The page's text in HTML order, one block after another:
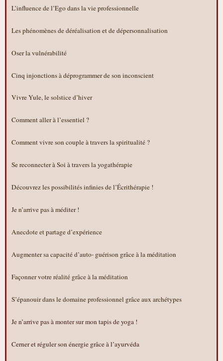
L’influence de l’Ego dans la vie professionnelle
Les phénomènes de déréalisation et de dépersonnalisation
Oser la vulnérabilité
Cinq injonctions à déprogrammer de son inconscient
Vivre Yule, le solstice d’hiver
Comment aller à l’essentiel ?
Comment vivre son couple à travers la spiritualité ?
Se reconnecter à Soi à travers la yogathérapie
Découvrez les possibilités infinies de l’Écrithérapie !
Je n’arrive pas à méditer !
Anecdote et partage d’expérience
Augmenter sa capacité d’auto- guérison grâce à la méditation
Façonner votre réalité grâce à la méditation
S’épanouir dans le domaine professionnel grâce aux archétypes
Je n’arrive pas à monter sur mon tapis de yoga !
Cerner et réguler son énergie grâce à l’ayurvéda